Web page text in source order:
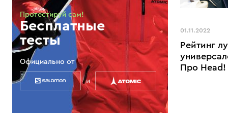
Протестируй сам!
Бесплатные
тесты
Официально от
и
01.11.2022
Рейтинг
Про Head!